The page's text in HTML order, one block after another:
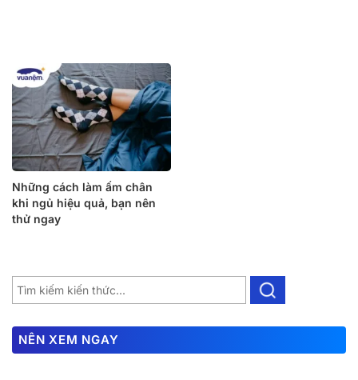
Những cách làm ấm chân
khi ngủ hiệu quả, bạn nên
thử ngay
NÊN XEM NGAY